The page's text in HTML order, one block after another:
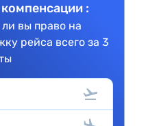
:
вы право на
рейса всего за 3